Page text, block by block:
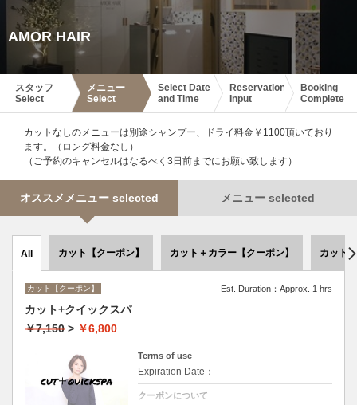
AMOR HAIR
スタッフ
Select
メニュー
Select
Select Date
and Time
Reservation
Input
Booking
Complete
カットなしのメニューは別途シャンプー、ドライ料金￥1100頂いており
ます。（ロング料金なし）
（ご予約のキャンセルはなるべく3日前までにお願い致します）
オススメメニュー selected メニュー selected
All カット【クーポン】 カット＋カラー【クーポン】 カット
カット【クーポン】 Est. Duration：Approx. 1 hrs
カット+クイックスパ
￥7,150 > ￥6,800
Terms of use
Expiration Date：
クーポンについて